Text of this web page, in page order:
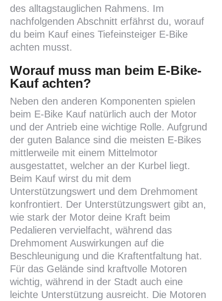
des alltagstauglichen Rahmens. Im
nachfolgenden Abschnitt erfährst du, worauf
du beim Kauf eines Tiefeinsteiger E-Bike
achten musst.
Worauf muss man beim E-Bike-
Kauf achten?
Neben den anderen Komponenten spielen
beim E-Bike Kauf natürlich auch der Motor
und der Antrieb eine wichtige Rolle. Aufgrund
der guten Balance sind die meisten E-Bikes
mittlerweile mit einem Mittelmotor
ausgestattet, welcher an der Kurbel liegt.
Beim Kauf wirst du mit dem
Unterstützungswert und dem Drehmoment
konfrontiert. Der Unterstützungswert gibt an,
wie stark der Motor deine Kraft beim
Pedalieren vervielfacht, während das
Drehmoment Auswirkungen auf die
Beschleunigung und die Kraftentfaltung hat.
Für das Gelände sind kraftvolle Motoren
wichtig, während in der Stadt auch eine
leichte Unterstützung ausreicht. Die Motoren